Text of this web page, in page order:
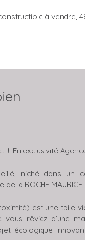
à vendre,
En exclusivité
niché dans un
la ROCHE MAURICE.
est une toile
rêviez d’une
écologique